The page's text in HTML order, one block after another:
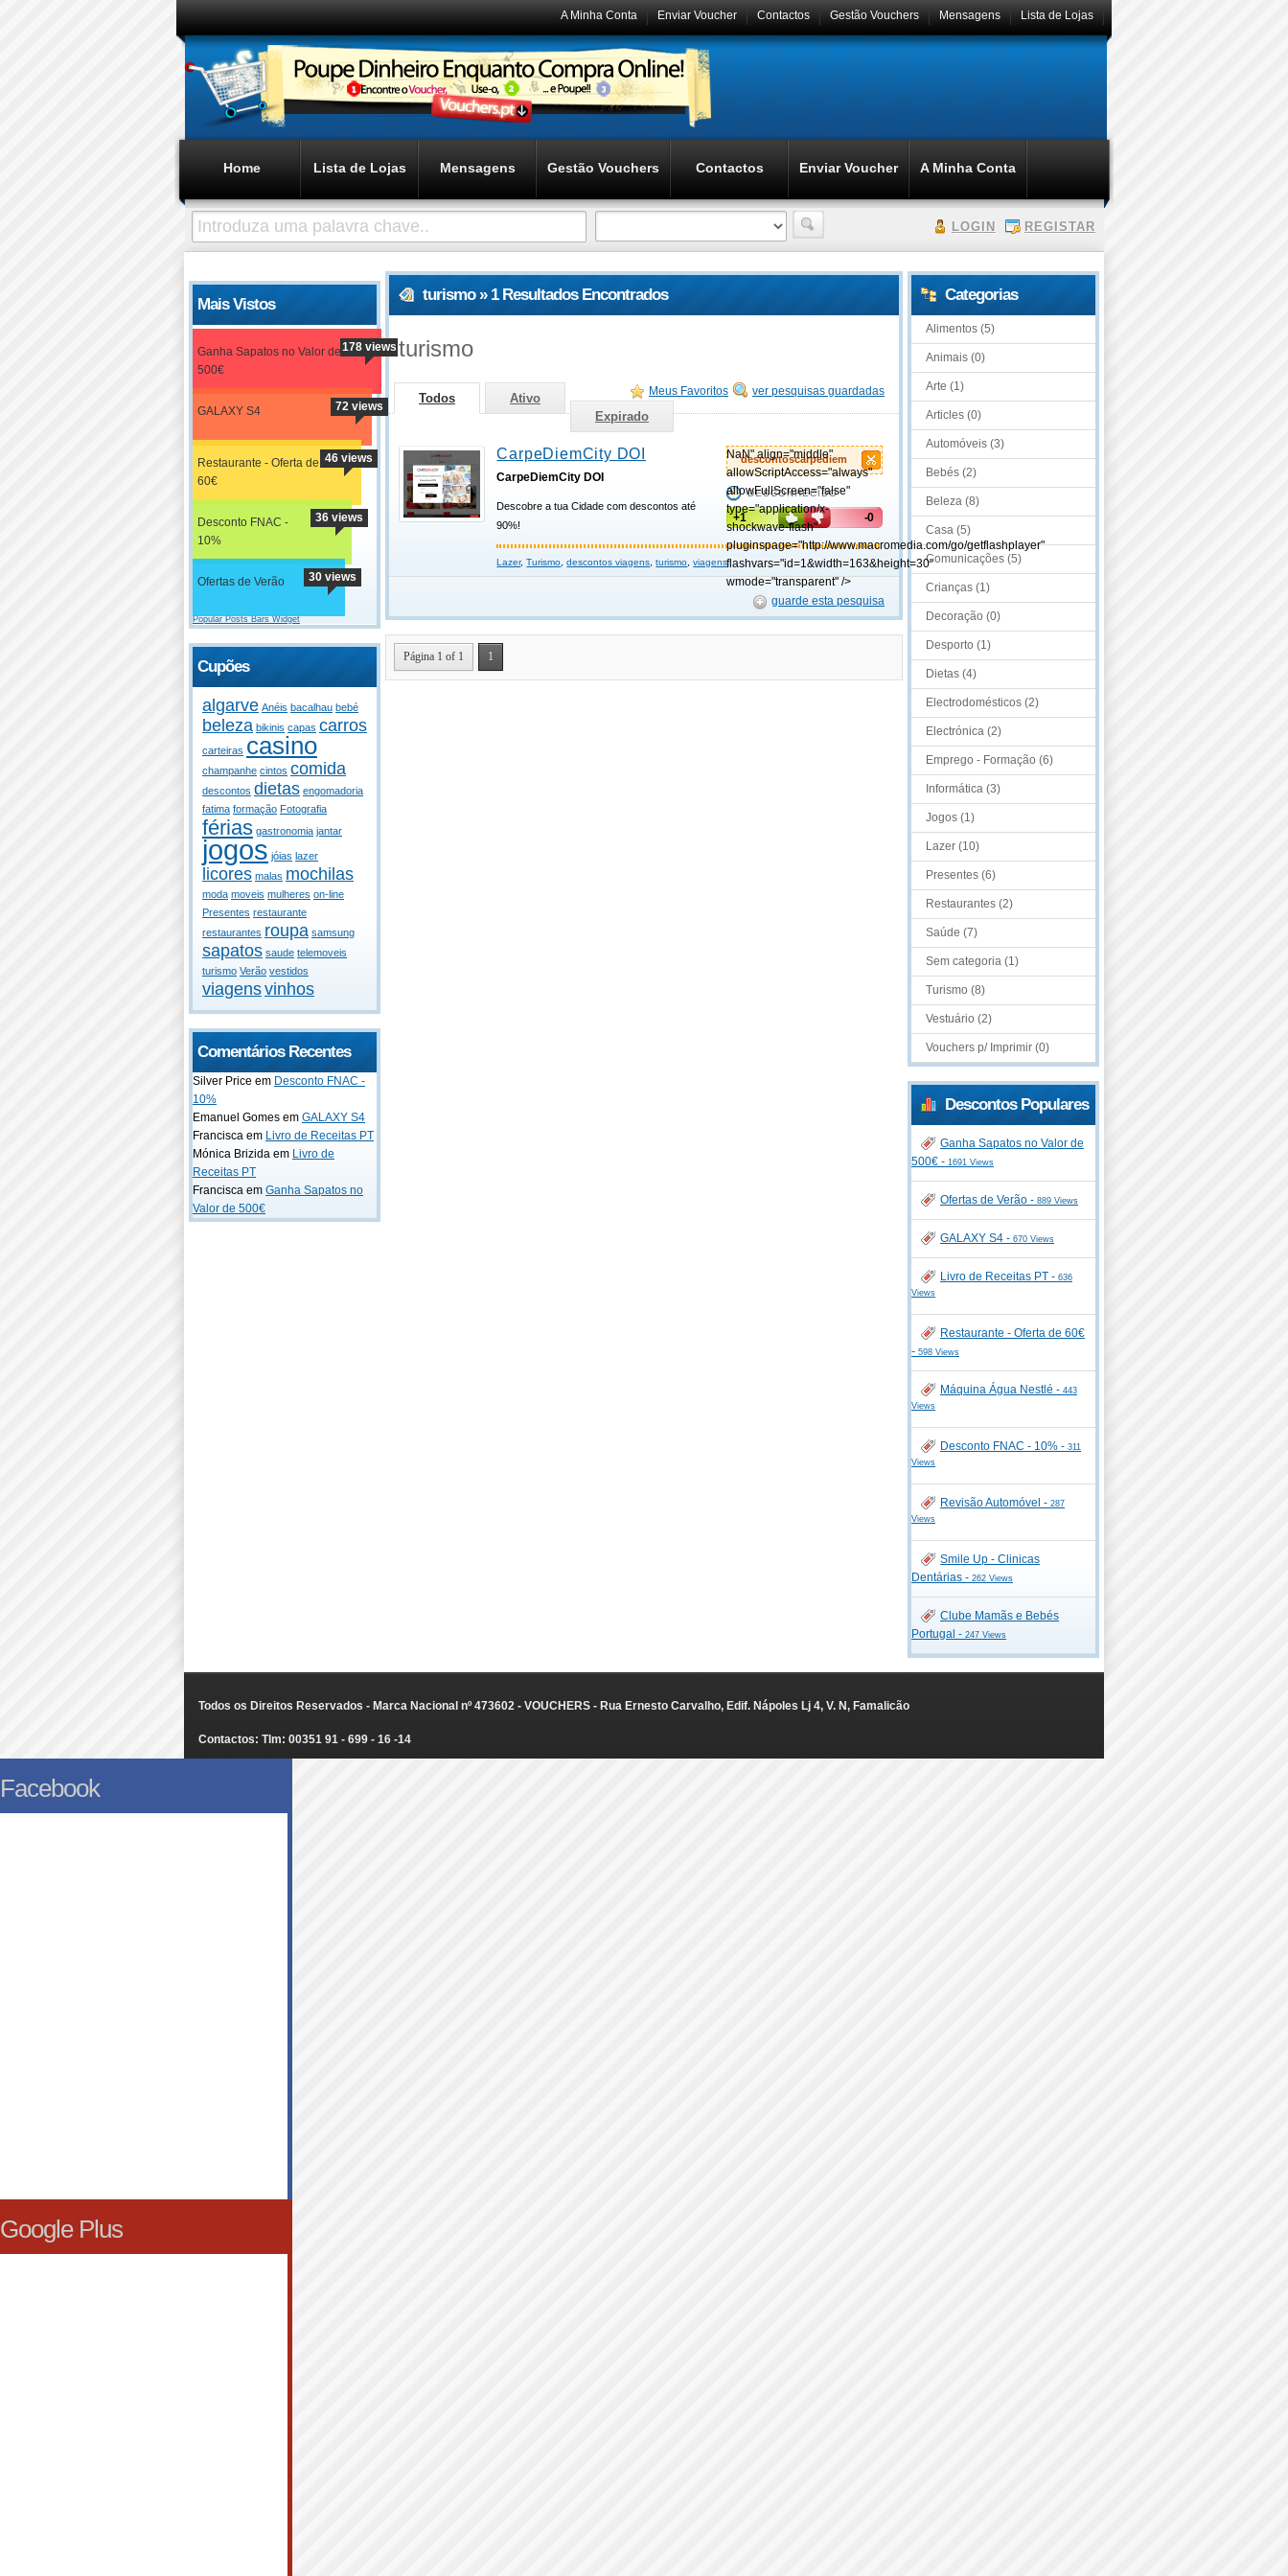
Lista de Lojas
Mensagens
Gestão Vouchers
Contactos
Enviar Voucher
A Minha Conta
Home Lista de Lojas Mensagens Gestão Vouchers Contactos Enviar Voucher A Minha Conta
LOGIN REGISTAR
Mais Vistos
Ganha Sapatos no Valor de
500€
178 views
GALAXY S4 72 views
Restaurante - Oferta de
60€
46 views
Desconto FNAC -
10%
36 views
Ofertas de Verão 30 views
Popular Posts Bars Widget
Cupões
algarve Anéis bacalhau bebé
beleza bikinis capas carros
carteiras casino
champanhe cintos comida
descontos dietas engomadoria
fatima formação Fotografia
férias gastronomia jantar
jogos jóias lazer
licores malas mochilas
moda moveis mulheres on-line
Presentes restaurante
restaurantes roupa samsung
sapatos saude telemoveis
turismo Verão vestidos
viagensvinhos
Comentários Recentes
Silver Price em Desconto FNAC -
10%
Emanuel Gomes em GALAXY S4
Francisca em Livro de Receitas PT
Mónica Brizida em Livro de
Receitas PT
Francisca em Ganha Sapatos no
Valor de 500€
turismo » 1 Resultados Encontrados
turismo
ver pesquisas guardadas
Meus Favoritos
Todos
Ativo
Expirado
descontoscarpediem
NaN" align="middle"
allowScriptAccess="always"
allowFullScreen="false"
type="application/x-
shockwave-flash"
pluginspage="http://www.macromedia.com/go/getflashplayer"
flashvars="id=1&width=163&height=30"
wmode="transparent" />
DESCONHECIDO
+1 -0
CarpeDiemCity DOI
CarpeDiemCity DOI
Descobre a tua Cidade com descontos até
90%!
Lazer,Turismo ,descontos viagens ,turismo ,viagens
guarde esta pesquisa
Página 1 of 1 1
Categorias
Alimentos (5)
Animais (0)
Arte (1)
Articles (0)
Automóveis (3)
Bebés (2)
Beleza (8)
Casa (5)
Comunicações (5)
Crianças (1)
Decoração (0)
Desporto (1)
Dietas (4)
Electrodomésticos (2)
Electrónica (2)
Emprego - Formação (6)
Informática (3)
Jogos (1)
Lazer (10)
Presentes (6)
Restaurantes (2)
Saúde (7)
Sem categoria (1)
Turismo (8)
Vestuário (2)
Vouchers p/ Imprimir (0)
Descontos Populares
Ganha Sapatos no Valor de
500€ - 1691 Views
Ofertas de Verão - 889 Views
GALAXY S4 - 670 Views
Livro de Receitas PT - 636
Views
Restaurante - Oferta de 60€
- 598 Views
Máquina Água Nestlé - 443
Views
Desconto FNAC - 10% - 311
Views
Revisão Automóvel - 287
Views
Smile Up - Clinicas
Dentárias - 262 Views
Clube Mamãs e Bebés
Portugal - 247 Views
Todos os Direitos Reservados - Marca Nacional nº 473602 - VOUCHERS - Rua Ernesto Carvalho, Edif. Nápoles Lj 4, V. N, Famalicão
Contactos: Tlm: 00351 91 - 699 - 16 -14
Facebook
Google Plus